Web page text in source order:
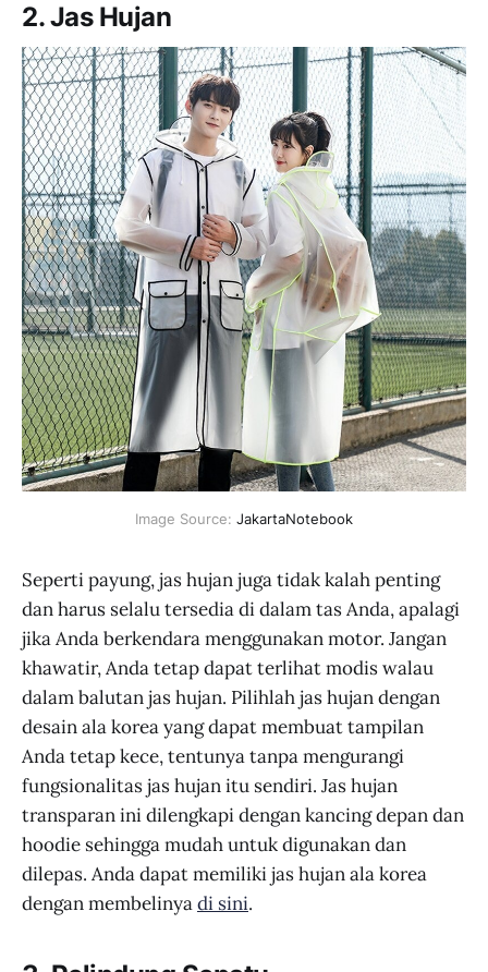
2. Jas Hujan
Image Source: JakartaNotebook
Seperti payung, jas hujan juga tidak kalah penting
dan harus selalu tersedia di dalam tas Anda, apalagi
jika Anda berkendara menggunakan motor. Jangan
khawatir, Anda tetap dapat terlihat modis walau
dalam balutan jas hujan. Pilihlah jas hujan dengan
desain ala korea yang dapat membuat tampilan
Anda tetap kece, tentunya tanpa mengurangi
fungsionalitas jas hujan itu sendiri. Jas hujan
transparan ini dilengkapi dengan kancing depan dan
hoodie sehingga mudah untuk digunakan dan
dilepas. Anda dapat memiliki jas hujan ala korea
dengan membelinyadi sini.